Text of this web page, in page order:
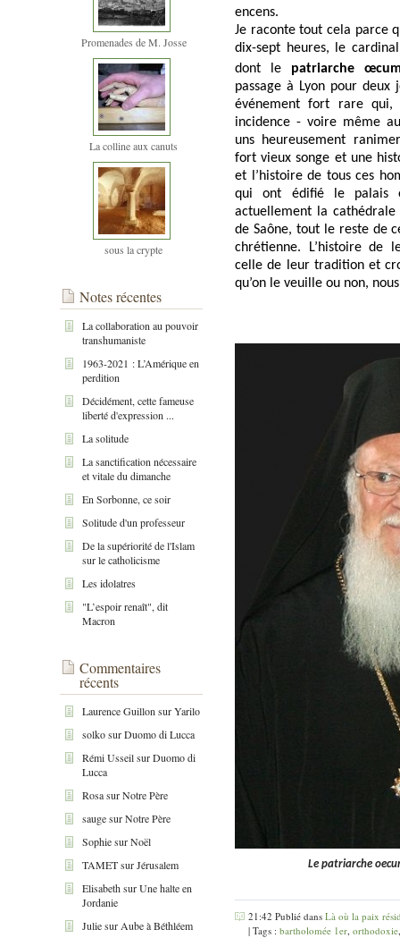
Promenades de M. Josse
La colline aux canuts
sous la crypte
Notes récentes
La collaboration au pouvoir
transhumaniste
1963-2021 : L’Amérique en
perdition
Décidément, cette fameuse
liberté d'expression ...
La solitude
La sanctification nécessaire
et vitale du dimanche
En Sorbonne, ce soir
Solitude d'un professeur
De la supériorité de l'Islam
sur le catholicisme
Les idolatres
"L’espoir renaît", dit
Macron
Commentaires
récents
Laurence Guillon surYarilo
solkosurDuomo di Lucca
Rémi UsseilsurDuomo di
Lucca
RosasurNotre Père
saugesurNotre Père
SophiesurNoël
TAMETsurJérusalem
ElisabethsurUne halte en
Jordanie
Juliesur Aube à Béthléem
encens.
Je raconte tout cela parce
dix-sept heures, le
dont le patriarche
passage à Lyon pour deux
événement fort rare qui,
incidence - voire même
uns heureusement
fort vieux songe et une
et l’histoire de tous ces
qui ont édifié le palais
actuellement la cathédrale
de Saône, tout le reste de
chrétienne. L’histoire de
celle de leur tradition et
qu’on le veuille ou non,
Le patriarche
21:42 Publié dans Là où la paix
| Tags : bartholomée 1er orthodoxie